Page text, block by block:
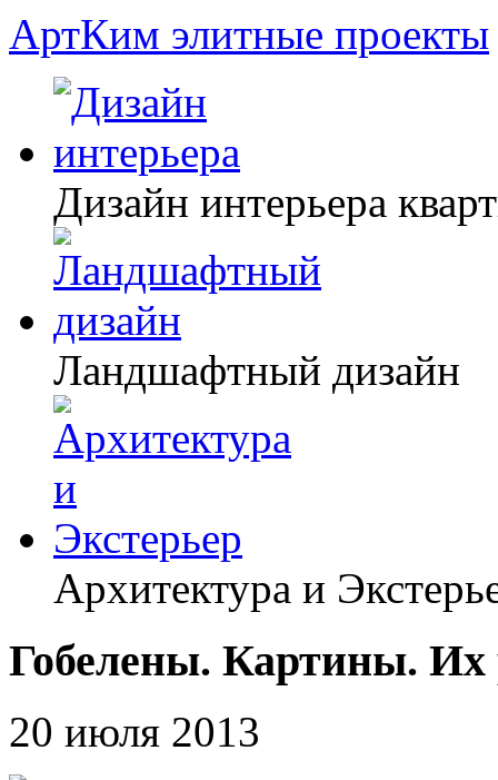
АртКим элитные проекты
Дизайн интерьера
Ландшафтный дизайн
Архитектура и
Гобелены. Картины. Их
20 июля 2013